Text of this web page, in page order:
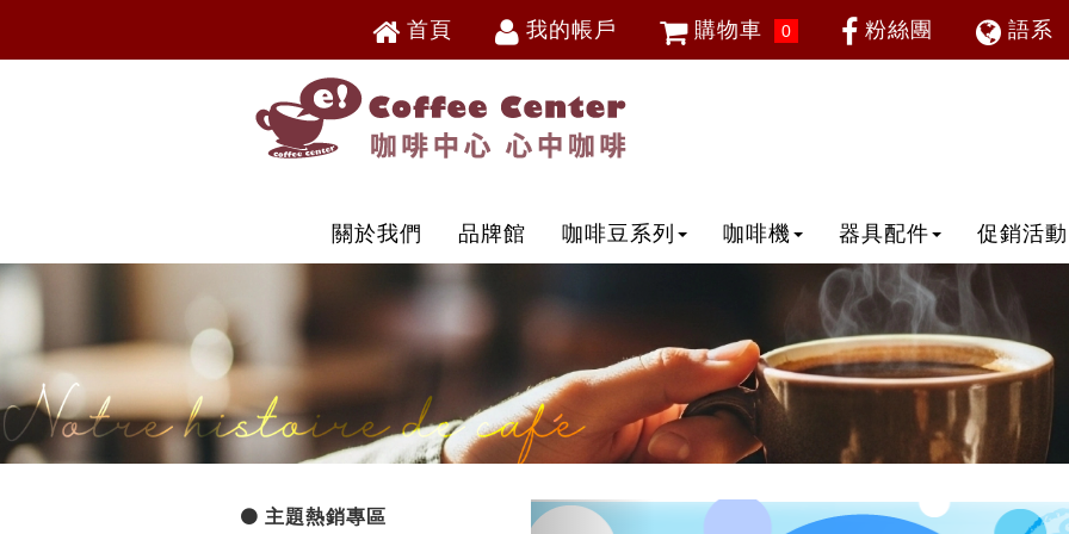
首頁 我的帳戶
忘記密碼
加入會員
VIP申請
購物車 0 粉絲團 語系
關於我們 品牌館 咖啡豆系列 咖啡機 器具配件 促銷活動
主題熱銷專區